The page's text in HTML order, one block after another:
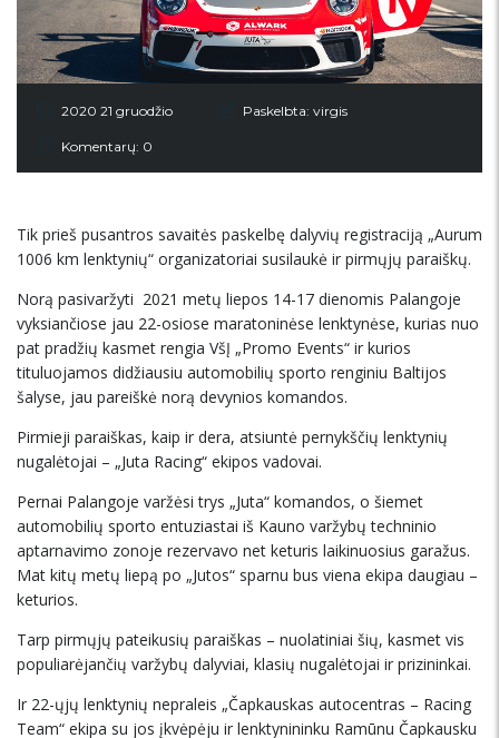
2020 21 gruodžio Paskelbta: virgis
Komentarų: 0
Tik prieš pusantros savaitės paskelbę dalyvių registraciją „Aurum
1006 km lenktynių“ organizatoriai susilaukė ir pirmųjų paraiškų.
Norą pasivaržyti 2021 metų liepos 14-17 dienomis Palangoje
vyksiančiose jau 22-osiose maratoninėse lenktynėse, kurias nuo
pat pradžių kasmet rengia VšĮ „Promo Events“ ir kurios
tituluojamos didžiausiu automobilių sporto renginiu Baltijos
šalyse, jau pareiškė norą devynios komandos.
Pirmieji paraiškas, kaip ir dera, atsiuntė pernykščių lenktynių
nugalėtojai – „Juta Racing“ ekipos vadovai.
Pernai Palangoje varžėsi trys „Juta“ komandos, o šiemet
automobilių sporto entuziastai iš Kauno varžybų techninio
aptarnavimo zonoje rezervavo net keturis laikinuosius garažus.
Mat kitų metų liepą po „Jutos“ sparnu bus viena ekipa daugiau –
keturios.
Tarp pirmųjų pateikusių paraiškas – nuolatiniai šių, kasmet vis
populiarėjančių varžybų dalyviai, klasių nugalėtojai ir prizininkai.
Ir 22-ųjų lenktynių nepraleis „Čapkauskas autocentras – Racing
Team“ ekipa su jos įkvėpėju ir lenktynininku Ramūnu Čapkausku